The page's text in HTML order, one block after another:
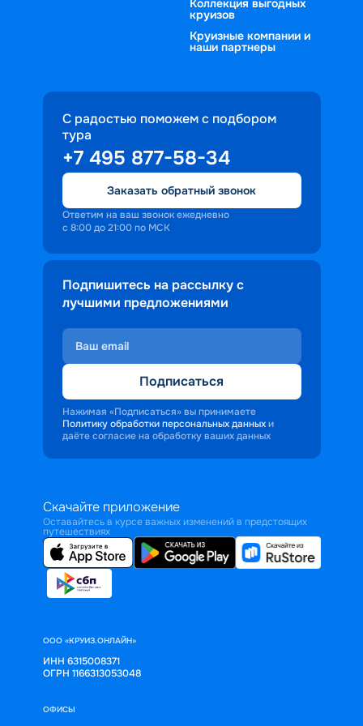
круизов
Круизные компании и
наши партнеры
С радостью поможем с подбором
тура
+7 495 877-58-34
Заказать обратный звонок
Ответим на ваш звонок ежедневно
с 8:00 до 21:00 по МСК
Подпишитесь на рассылку с
лучшими предложениями
Подписаться
Нажимая «Подписаться» вы принимаете
Политику обработки персональных данных и
даёте согласие на обработку ваших данных
Скачайте приложение
Оставайтесь в курсе важных изменений в предстоящих
путешествиях
ООО «КРУИЗ.ОНЛАЙН»
ИНН 6315008371
ОГРН 1166313053048
ОФИСЫ